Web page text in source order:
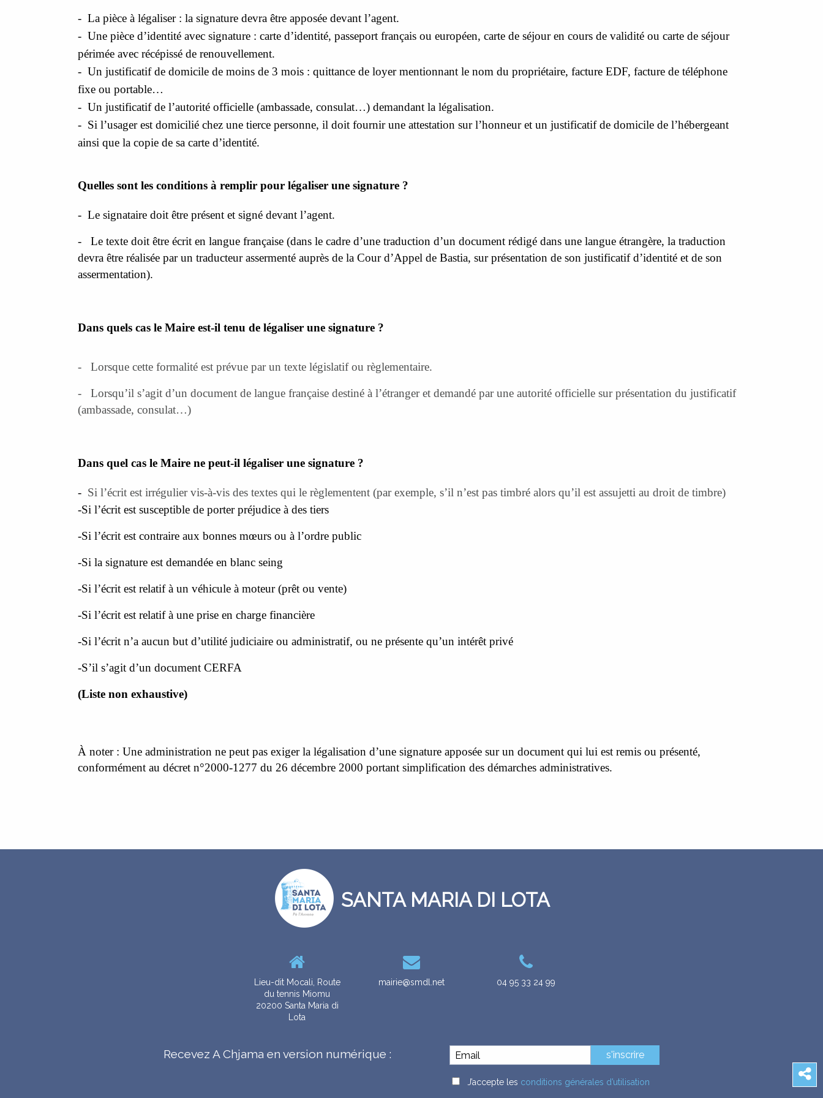
- La pièce à légaliser : la signature devra être apposée devant l’agent.
- Une pièce d’identité avec signature : carte d’identité, passeport français ou européen, carte de séjour en cours de validité ou carte de séjour
périmée avec récépissé de renouvellement.
- Un justificatif de domicile de moins de 3 mois : quittance de loyer mentionnant le nom du propriétaire, facture EDF, facture de téléphone
fixe ou portable…
- Un justificatif de l’autorité officielle (ambassade, consulat…) demandant la légalisation.
- Si l’usager est domicilié chez une tierce personne, il doit fournir une attestation sur l’honneur et un justificatif de domicile de l’hébergeant
ainsi que la copie de sa carte d’identité.
Quelles sont les conditions à remplir pour légaliser une signature ?
- Le signataire doit être présent et signé devant l’agent.
-
Le texte doit être écrit en langue française (dans le cadre d’une traduction d’un document rédigé dans une langue étrangère, la traduction
devra être réalisée par un traducteur assermenté auprès de la Cour d’Appel de Bastia, sur présentation de son justificatif d’identité et de son
assermentation).
Dans quels cas le Maire est-il tenu de légaliser une signature ?
- Lorsque cette formalité est prévue par un texte législatif ou règlementaire.
-
Lorsqu’il s’agit d’un document de langue française destiné à l’étranger et demandé par une autorité officielle sur présentation du justificatif
(ambassade, consulat…)
Dans quel cas le Maire ne peut-il légaliser une signature ?
- Si l’écrit est irrégulier vis-à-vis des textes qui le règlementent (par exemple, s’il n’est pas timbré alors qu’il est assujetti au droit de timbre)
-Si l’écrit est susceptible de porter préjudice à des tiers
-Si l’écrit est contraire aux bonnes mœurs ou à l’ordre public
-Si la signature est demandée en blanc seing
-Si l’écrit est relatif à un véhicule à moteur (prêt ou vente)
-Si l’écrit est relatif à une prise en charge financière
-Si l’écrit n’a aucun but d’utilité judiciaire ou administratif, ou ne présente qu’un intérêt privé
-S’il s’agit d’un document CERFA
(Liste non exhaustive)
À noter : Une administration ne peut pas exiger la légalisation d’une signature apposée sur un document qui lui est remis ou présenté,
conformément au décret n°2000-1277 du 26 décembre 2000 portant simplification des démarches administratives.
SANTA MARIA DI LOTA
Lieu-dit Mocali, Route
du tennis Miomu
20200 Santa Maria di
Lota
mairie@smdl.net 04 95 33 24 99
Recevez A Chjama en version numérique : s'inscrire
J’accepte les conditions générales d’utilisation